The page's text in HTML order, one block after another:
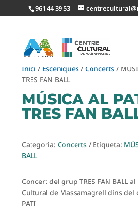
961 44 39 53
Inici/Escèniques/Concerts/
TRES FAN BALL
MÚSICA AL
TRES FAN
Categoria: Concerts Etiqueta:
BALL
Concert del grup TRES FAN BALL
Cultural de Massamagrell dins del
PATI